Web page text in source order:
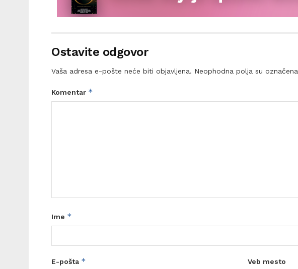
Ostavite odgovor
Vaša adresa e-pošte neće biti objavljena. Neophodna polja su označena
Komentar *
Ime *
E-pošta * Veb mesto